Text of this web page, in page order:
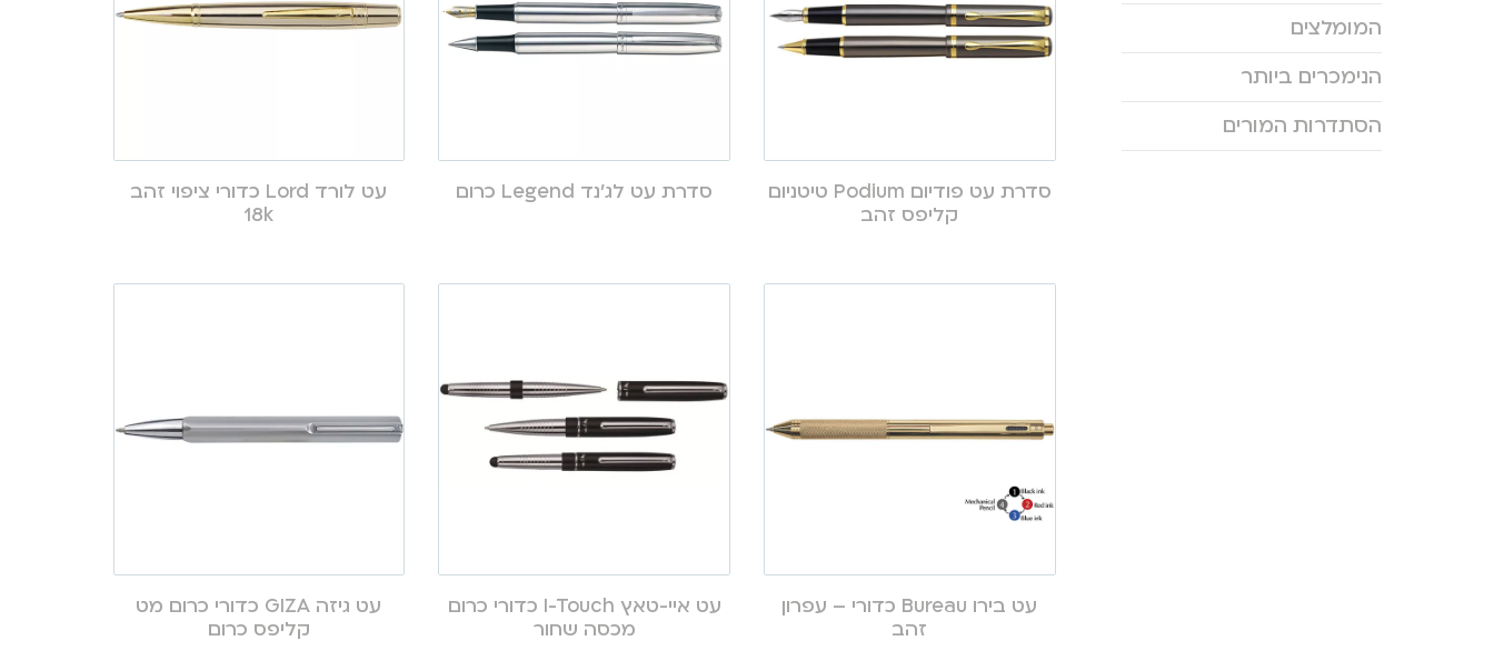
המומלצים
הנימכרים ביותר
הסתדרות המורים
סדרת עט פודיום Podium טיטניום
קליפס זהב
סדרת עט לג’נד Legend כרום
עט לורד Lord כדורי ציפוי זהב
18k
עט בירו Bureau כדורי – עפרון
זהב
עט איי-טאץ I-Touch כדורי כרום
מכסה שחור
עט גיזה GIZA כדורי כרום מט
קליפס כרום